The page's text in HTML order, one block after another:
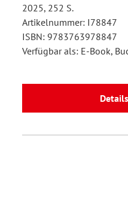
2025, 252 S.
Artikelnummer: I78847
ISBN: 9783763978847
Verfügbar als: E-Book,